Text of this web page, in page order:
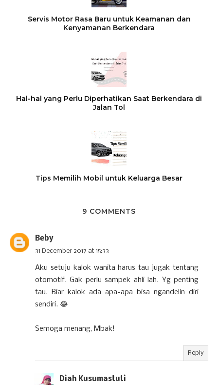
Servis Motor Rasa Baru untuk Keamanan dan
Kenyamanan Berkendara
Hal-hal yang Perlu Diperhatikan Saat Berkendara di
Jalan Tol
Tips Memilih Mobil untuk Keluarga Besar
9 COMMENTS
Beby
31 December 2017 at 15:33
Aku setuju kalok wanita harus tau jugak tentang
otomotif. Gak perlu sampek ahli lah. Yg penting
tau. Biar kalok ada apa-apa bisa ngandelin diri
sendiri. 😂
Semoga menang, Mbak!
Reply
Diah Kusumastuti